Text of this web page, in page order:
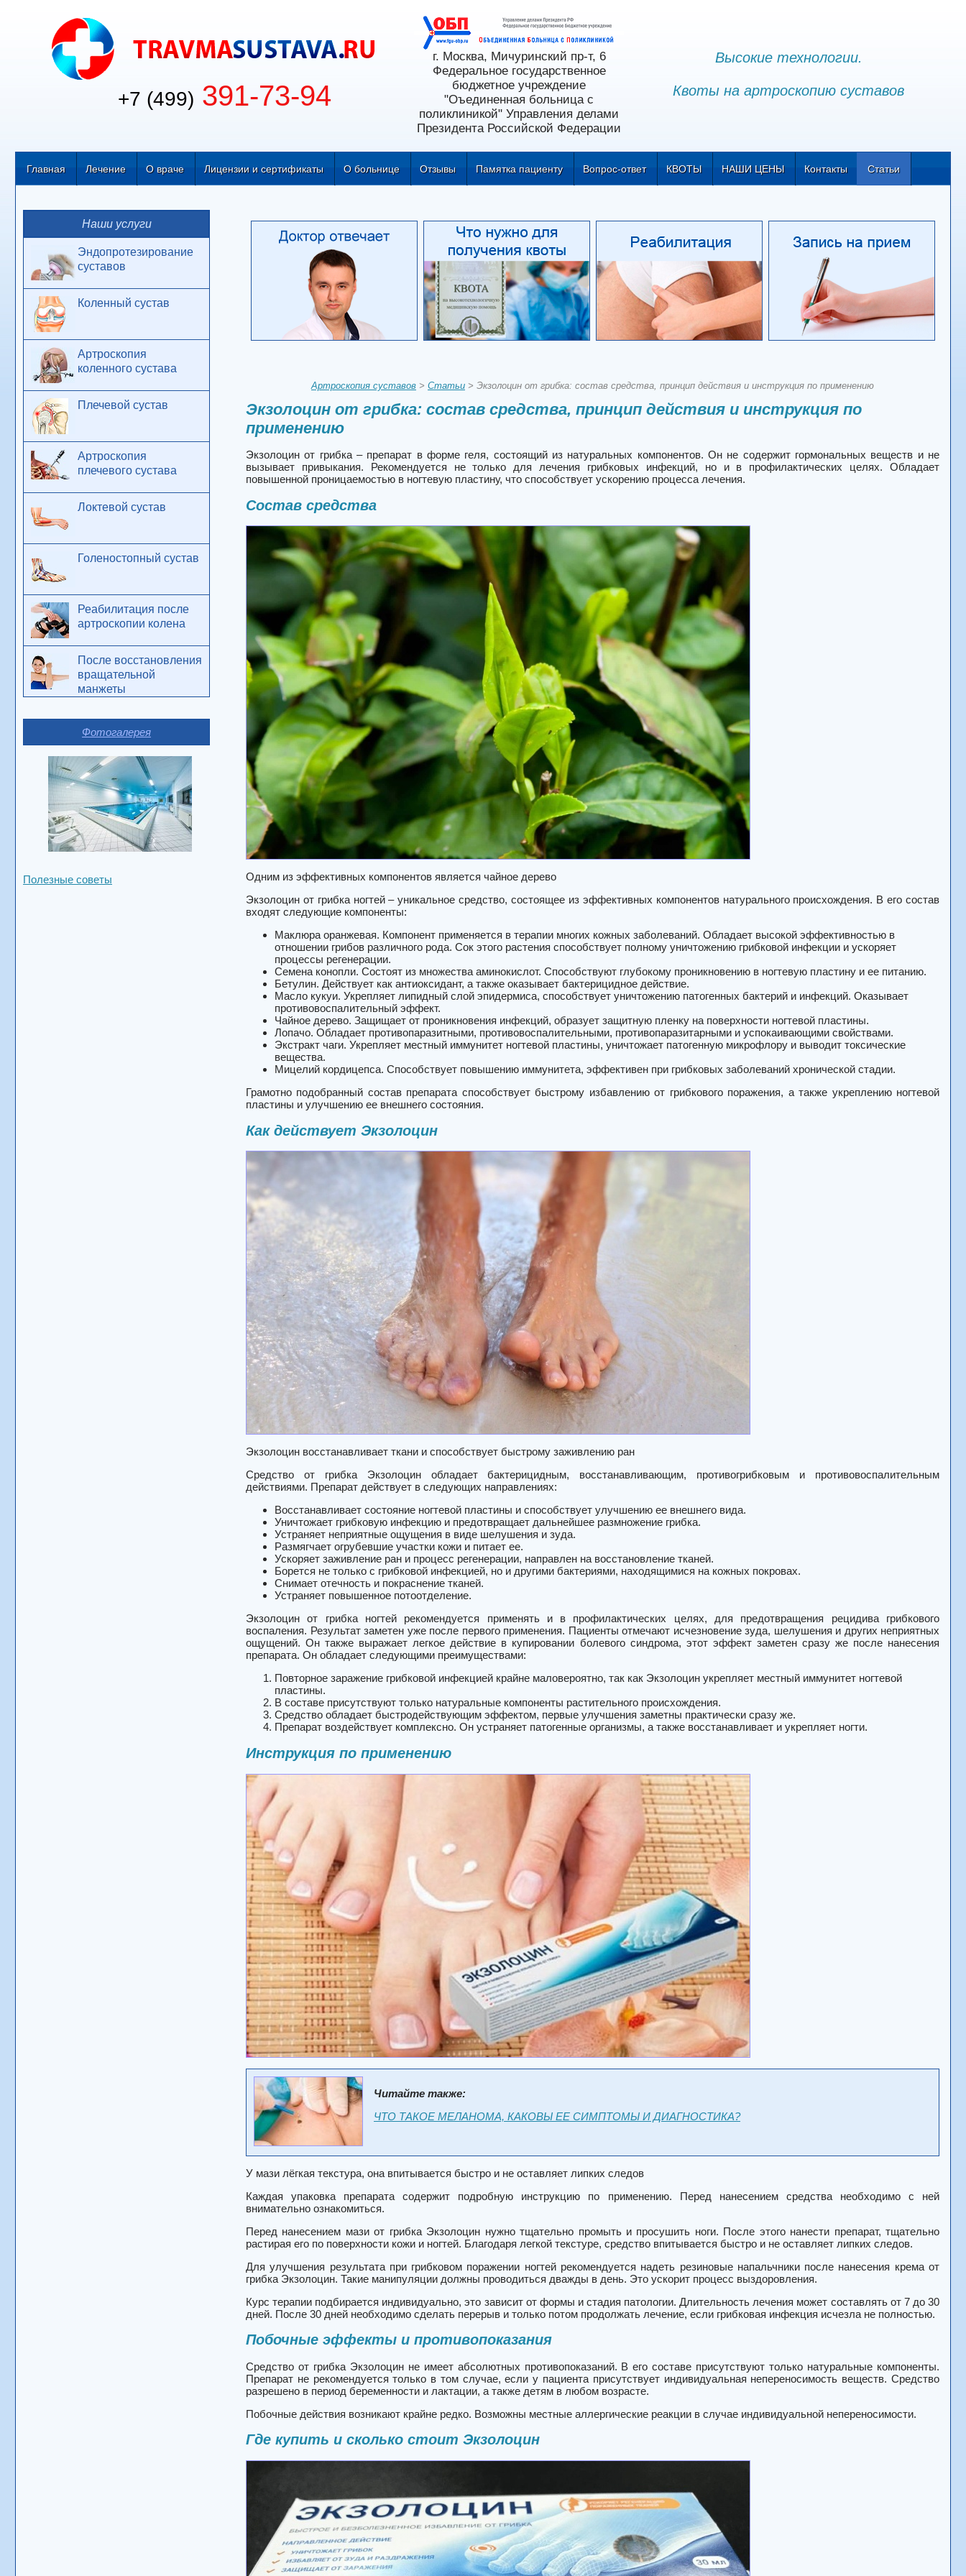
+7 (499) 391-73-94
Высокие технологии.
Квоты на артроскопию суставов
г. Москва, Мичуринский пр-т, 6
Федеральное государственное
бюджетное учреждение
"Оъединенная больница с
поликлиникой" Управления делами
Президента Российской Федерации
Главная Лечение О враче Лицензии и сертификаты О больнице Отзывы Памятка пациенту Вопрос-ответ КВОТЫ НАШИ ЦЕНЫ Контакты Статьи
Артроскопия суставов > Статьи > Экзолоцин от грибка: состав средства, принцип действия и инструкция по применению
Экзолоцин от грибка: состав средства, принцип действия и инструкция по
применению
Экзолоцин от грибка – препарат в форме геля, состоящий из натуральных компонентов. Он не содержит гормональных веществ и не
вызывает привыкания. Рекомендуется не только для лечения грибковых инфекций, но и в профилактических целях. Обладает
повышенной проницаемостью в ногтевую пластину, что способствует ускорению процесса лечения.
Состав средства
Одним из эффективных компонентов является чайное дерево
Экзолоцин от грибка ногтей – уникальное средство, состоящее из эффективных компонентов натурального происхождения. В его состав
входят следующие компоненты:
Маклюра оранжевая. Компонент применяется в терапии многих кожных заболеваний. Обладает высокой эффективностью в
отношении грибов различного рода. Сок этого растения способствует полному уничтожению грибковой инфекции и ускоряет
процессы регенерации.
Семена конопли. Состоят из множества аминокислот. Способствуют глубокому проникновению в ногтевую пластину и ее питанию.
Бетулин. Действует как антиоксидант, а также оказывает бактерицидное действие.
Масло кукуи. Укрепляет липидный слой эпидермиса, способствует уничтожению патогенных бактерий и инфекций. Оказывает
противовоспалительный эффект.
Чайное дерево. Защищает от проникновения инфекций, образует защитную пленку на поверхности ногтевой пластины.
Лопачо. Обладает противопаразитными, противовоспалительными, противопаразитарными и успокаивающими свойствами.
Экстракт чаги. Укрепляет местный иммунитет ногтевой пластины, уничтожает патогенную микрофлору и выводит токсические
вещества.
Мицелий кордицепса. Способствует повышению иммунитета, эффективен при грибковых заболеваний хронической стадии.
Грамотно подобранный состав препарата способствует быстрому избавлению от грибкового поражения, а также укреплению ногтевой
пластины и улучшению ее внешнего состояния.
Как действует Экзолоцин
Экзолоцин восстанавливает ткани и способствует быстрому заживлению ран
Средство от грибка Экзолоцин обладает бактерицидным, восстанавливающим, противогрибковым и противовоспалительным
действиями. Препарат действует в следующих направлениях:
Восстанавливает состояние ногтевой пластины и способствует улучшению ее внешнего вида.
Уничтожает грибковую инфекцию и предотвращает дальнейшее размножение грибка.
Устраняет неприятные ощущения в виде шелушения и зуда.
Размягчает огрубевшие участки кожи и питает ее.
Ускоряет заживление ран и процесс регенерации, направлен на восстановление тканей.
Борется не только с грибковой инфекцией, но и другими бактериями, находящимися на кожных покровах.
Снимает отечность и покраснение тканей.
Устраняет повышенное потоотделение.
Экзолоцин от грибка ногтей рекомендуется применять и в профилактических целях, для предотвращения рецидива грибкового
воспаления. Результат заметен уже после первого применения. Пациенты отмечают исчезновение зуда, шелушения и других неприятных
ощущений. Он также выражает легкое действие в купировании болевого синдрома, этот эффект заметен сразу же после нанесения
препарата. Он обладает следующими преимуществами:
Повторное заражение грибковой инфекцией крайне маловероятно, так как Экзолоцин укрепляет местный иммунитет ногтевой
пластины.
В составе присутствуют только натуральные компоненты растительного происхождения.
Средство обладает быстродействующим эффектом, первые улучшения заметны практически сразу же.
Препарат воздействует комплексно. Он устраняет патогенные организмы, а также восстанавливает и укрепляет ногти.
Инструкция по применению
Читайте также:
ЧТО ТАКОЕ МЕЛАНОМА, КАКОВЫ ЕЕ СИМПТОМЫ И ДИАГНОСТИКА?
У мази лёгкая текстура, она впитывается быстро и не оставляет липких следов
Каждая упаковка препарата содержит подробную инструкцию по применению. Перед нанесением средства необходимо с ней
внимательно ознакомиться.
Перед нанесением мази от грибка Экзолоцин нужно тщательно промыть и просушить ноги. После этого нанести препарат, тщательно
растирая его по поверхности кожи и ногтей. Благодаря легкой текстуре, средство впитывается быстро и не оставляет липких следов.
Для улучшения результата при грибковом поражении ногтей рекомендуется надеть резиновые напальчники после нанесения крема от
грибка Экзолоцин. Такие манипуляции должны проводиться дважды в день. Это ускорит процесс выздоровления.
Курс терапии подбирается индивидуально, это зависит от формы и стадия патологии. Длительность лечения может составлять от 7 до 30
дней. После 30 дней необходимо сделать перерыв и только потом продолжать лечение, если грибковая инфекция исчезла не полностью.
Побочные эффекты и противопоказания
Средство от грибка Экзолоцин не имеет абсолютных противопоказаний. В его составе присутствуют только натуральные компоненты.
Препарат не рекомендуется только в том случае, если у пациента присутствует индивидуальная непереносимость веществ. Средство
разрешено в период беременности и лактации, а также детям в любом возрасте.
Побочные действия возникают крайне редко. Возможны местные аллергические реакции в случае индивидуальной непереносимости.
Где купить и сколько стоит Экзолоцин
Наши услуги
Эндопротезирование
суставов
Коленный сустав
Артроскопия
коленного сустава
Плечевой сустав
Артроскопия
плечевого сустава
Локтевой сустав
Голеностопный сустав
Реабилитация после
артроскопии колена
После восстановления
вращательной
манжеты
Фотогалерея
Полезные советы